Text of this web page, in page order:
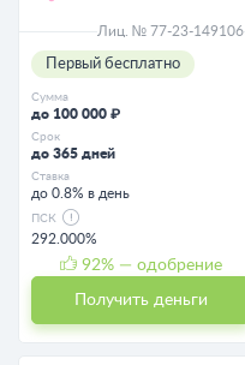
Лиц. № 77-23-149106
Первый бесплатно
Сумма
до 100 000 ₽
Срок
до 365 дней
Ставка
до 0.8% в день
ПСК
292.000%
92% — одобрение
Получить деньги